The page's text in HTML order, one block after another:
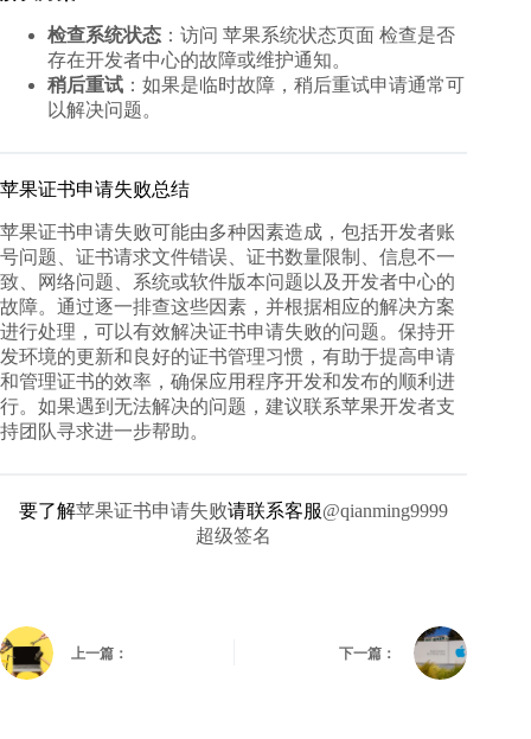
检查系统状态 ：访问 苹果系统状态页面 检查是否
存在开发者中心的故障或维护通知。
稍后重试 ：如果是临时故障，稍后重试申请通常可
以解决问题。
苹果证书申请失败总结
苹果证书申请失败可能由多种因素造成，包括开发者账
号问题、证书请求文件错误、证书数量限制、信息不一
致、网络问题、系统或软件版本问题以及开发者中心的
故障。通过逐一排查这些因素，并根据相应的解决方案
进行处理，可以有效解决证书申请失败的问题。保持开
发环境的更新和良好的证书管理习惯，有助于提高申请
和管理证书的效率，确保应用程序开发和发布的顺利进
行。如果遇到无法解决的问题，建议联系苹果开发者支
持团队寻求进一步帮助。
要了解苹果证书申请失败请联系客服@qianming9999
超级签名
上一篇： 下一篇：